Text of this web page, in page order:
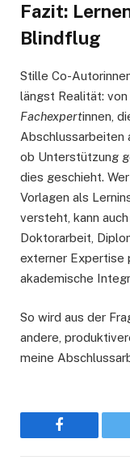
Fazit:
Blindflug
Stille Co-
längst Realität:
Fachexpertinnen,
Abschlussarbeiten
ob Unterstützung
dies geschieht.
Vorlagen als
versteht, kann
Doktorarbeit,
externer Expertise
akademische
So wird aus der
andere,
meine
Facebook